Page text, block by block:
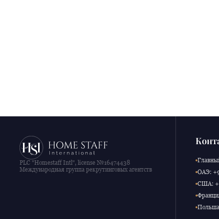
PLC "Homestaff Intl", license №16474438
Международная группа рекрутинговых агентств
ОАЭ:
США: